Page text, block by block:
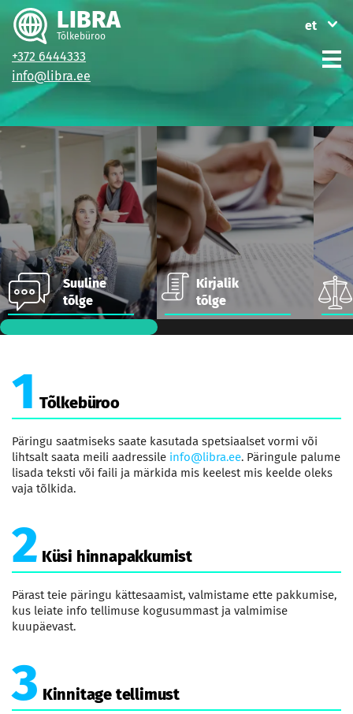
Suuline
tõlge
Kirjalik
tõlge
1 Tõlkebüroo
Päringu saatmiseks saate kasutada spetsiaalset vormi või
lihtsalt saata meili aadressile info@libra.ee. Päringule palume
lisada teksti või faili ja märkida mis keelest mis keelde oleks
vaja tõlkida.
2 Küsi hinnapakkumist
Pärast teie päringu kättesaamist, valmistame ette pakkumise,
kus leiate info tellimuse kogusummast ja valmimise
kuupäevast.
3 Kinnitage tellimust
LIBRA
Tõlkebüroo
et
en
+372 6444333
info@libra.ee